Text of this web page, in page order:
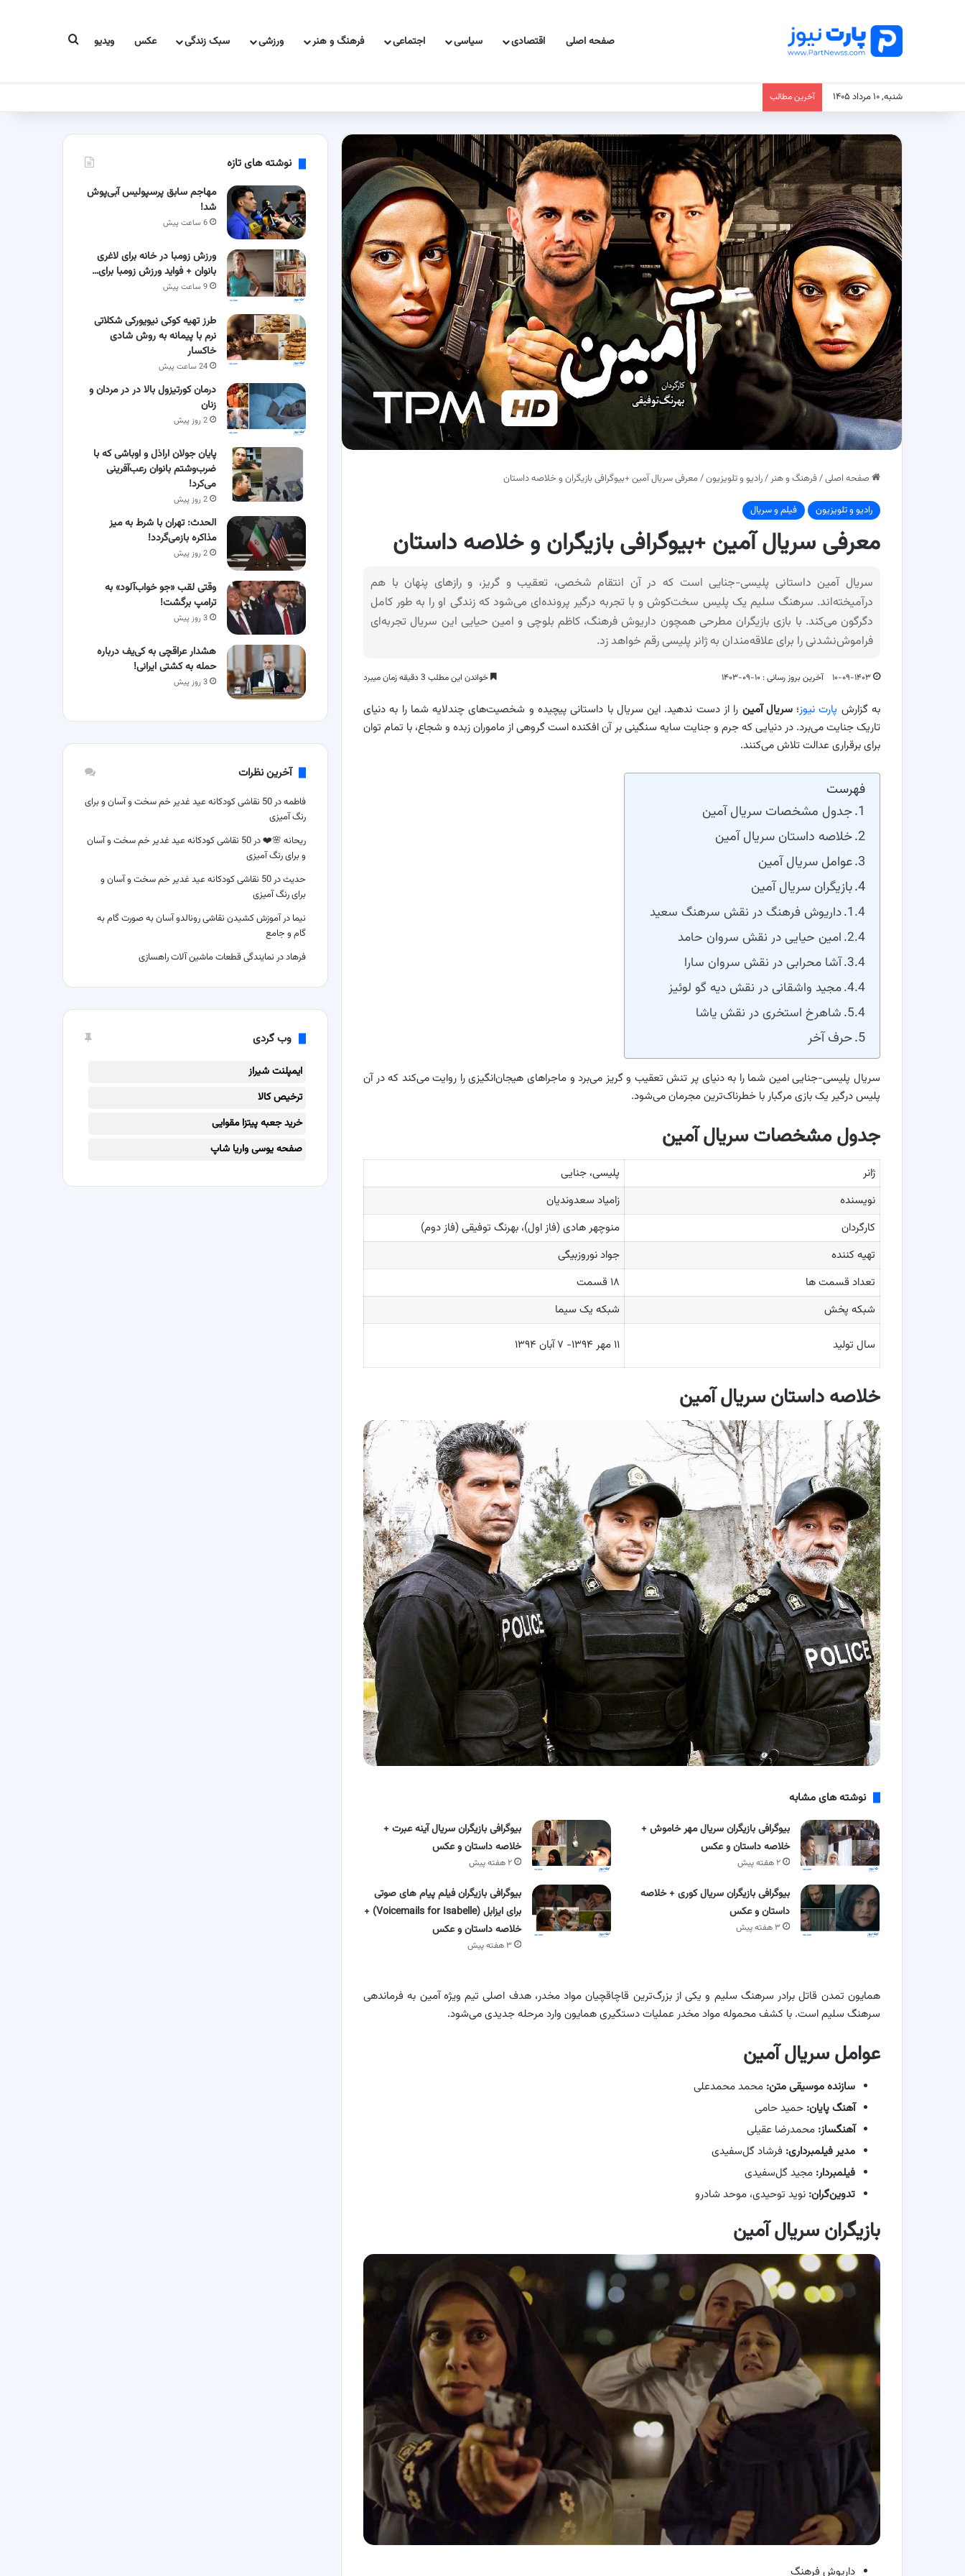
صفحه اصلی اقتصادی سیاسی اجتماعی فرهنگ و هنر ورزشی سبک زندگی عکس ویدیو جستجو برای
شنبه, ۱۰ مرداد ۱۴۰۵ آخرین مطالب
صفحه اصلی/فرهنگ و هنر /رادیو و تلویزیون/معرفی سریال آمین +بیوگرافی بازیگران و خلاصه داستان
رادیو و تلویزیون فیلم و سریال
معرفی سریال آمین +بیوگرافی بازیگران و خلاصه داستان
سریال آمین داستانی پلیسی-جنایی است که در آن انتقام شخصی، تعقیب و گریز، و رازهای پنهان با هم
درآمیخته‌اند. سرهنگ سلیم یک پلیس سخت‌کوش و با تجربه درگیر پرونده‌ای می‌شود که زندگی او را به طور کامل
دگرگون می‌کند. با بازی بازیگران مطرحی همچون داریوش فرهنگ، کاظم بلوچی و امین حیایی این سریال تجربه‌ای
فراموش‌نشدنی را برای علاقه‌مندان به ژانر پلیسی رقم خواهد زد.
۱۰-۰۹-۱۴۰۳ آخرین بروز رسانی : ۱۰-۰۹-۱۴۰۳ خواندن این مطلب 3 دقیقه زمان میبرد
به گزارش پارت نیوز؛سریال آمین را از دست ندهید. این سریال با داستانی پیچیده و شخصیت‌های چندلایه شما را به دنیای
تاریک جنایت می‌برد. در دنیایی که جرم و جنایت سایه سنگینی بر آن افکنده است گروهی از ماموران زبده و شجاع، با تمام توان
برای برقراری عدالت تلاش می‌کنند.
فهرست
جدول مشخصات سریال آمین
خلاصه داستان سریال آمین
عوامل سریال آمین
بازیگران سریال آمین
داریوش فرهنگ در نقش سرهنگ سعید
امین حیایی در نقش سروان حامد
آشا محرابی در نقش سروان سارا
مجید واشقانی در نقش دیه گو لوئیز
شاهرخ استخری در نقش یاشا
حرف آخر
سریال پلیسی-جنایی امین شما را به دنیای پر تنش تعقیب و گریز می‌برد و ماجراهای هیجان‌انگیزی را روایت می‌کند که در آن
پلیس درگیر یک بازی مرگبار با خطرناک‌ترین مجرمان می‌شود.
جدول مشخصات سریال آمین
ژانر
پلیسی، جنایی
نویسنده
زامیاد سعدوندیان
کارگردان
منوچهر هادی (فاز اول)، بهرنگ توفیقی (فاز دوم)
تهیه کننده
جواد نوروزبیگی
تعداد قسمت ها
۱۸ قسمت
شبکه پخش
شبکه یک سیما
سال تولید ۱۱ مهر ۱۳۹۴- ۷ آبان ۱۳۹۴
خلاصه داستان سریال آمین
نوشته های مشابه
بیوگرافی بازیگران سریال مهر خاموش +
خلاصه داستان و عکس
۲ هفته پیش
بیوگرافی بازیگران سریال آینه عبرت +
خلاصه داستان و عکس
۲ هفته پیش
بیوگرافی بازیگران سریال کوری + خلاصه
داستان و عکس
۳ هفته پیش
بیوگرافی بازیگران فیلم پیام های صوتی
برای ایزابل (Voicemails for Isabelle) +
خلاصه داستان و عکس
۳ هفته پیش
همایون تمدن قاتل برادر سرهنگ سلیم و یکی از بزرگ‌ترین قاچاقچیان مواد مخدر، هدف اصلی تیم ویژه آمین به فرماندهی
سرهنگ سلیم است. با کشف محموله مواد مخدر عملیات دستگیری همایون وارد مرحله جدیدی می‌شود.
عوامل سریال آمین
سازنده موسیقی متن: محمد محمدعلی
آهنگ پایان: حمید حامی
آهنگساز: محمدرضا عقیلی
مدیر فیلمبرداری: فرشاد گل‌سفیدی
فیلمبردار: مجید گل‌سفیدی
تدوین‌گران: نوید توحیدی، موحد شادرو
بازیگران سریال آمین
داریوش فرهنگ
نوشته های تازه
مهاجم سابق پرسپولیس آبی‌پوش
شد!
6 ساعت پیش
ورزش زومبا در خانه برای لاغری
بانوان + فواید ورزش زومبا برای…
9 ساعت پیش
طرز تهیه کوکی نیویورکی شکلاتی
نرم با پیمانه به روش شادی
خاکسار
24 ساعت پیش
درمان کورتیزول بالا در در مردان و
زنان
2 روز پیش
پایان جولان اراذل و اوباشی که با
ضرب‌وشتم بانوان رعب‌آفرینی
می‌کرد!
2 روز پیش
الحدث: تهران با شرط به میز
مذاکره بازمی‌گردد!
2 روز پیش
وقتی لقب «جو خواب‌آلود» به
ترامپ برگشت!
3 روز پیش
هشدار عراقچی به کی‌یف درباره
حمله به کشتی ایرانی!
3 روز پیش
آخرین نظرات
فاطمهدر
50 نقاشی کودکانه عید غدیر خم سخت و آسان و برای
رنگ آمیزی
ریحانه 🌸❤️در
50 نقاشی کودکانه عید غدیر خم سخت و آسان
و برای رنگ آمیزی
حدیثدر
50 نقاشی کودکانه عید غدیر خم سخت و آسان و
برای رنگ آمیزی
نیما درآموزش کشیدن نقاشی رونالدو آسان به صورت گام به
گام و جامع
فرهاددر نمایندگی قطعات ماشین آلات راهسازی
وب گردی
ایمپلنت شیراز
ترخیص کالا
خرید جعبه پیتزا مقوایی
صفحه یوسی واریا شاپ